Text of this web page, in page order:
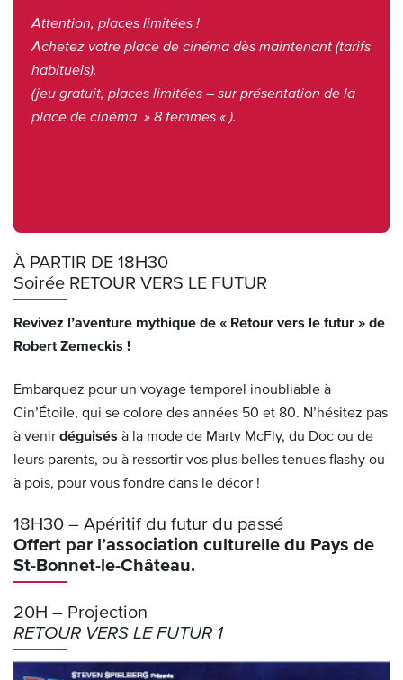
Attention, places limitées !
Achetez votre place de cinéma dès maintenant (tarifs
habituels).
(jeu gratuit, places limitées – sur présentation de la
place de cinéma » 8 femmes « ).
À PARTIR DE 18H30
Soirée RETOUR VERS LE FUTUR
Revivez l’aventure mythique de « Retour vers le futur » de
Robert Zemeckis !
Embarquez pour un voyage temporel inoubliable à
Cin’Étoile, qui se colore des années 50 et 80. N’hésitez pas
à venir déguisés à la mode de Marty McFly, du Doc ou de
leurs parents, ou à ressortir vos plus belles tenues flashy ou
à pois, pour vous fondre dans le décor !
18H30 – Apéritif du futur du passé
Offert par l’association culturelle du Pays de
St-Bonnet-le-Château.
20H – Projection
RETOUR VERS LE FUTUR 1